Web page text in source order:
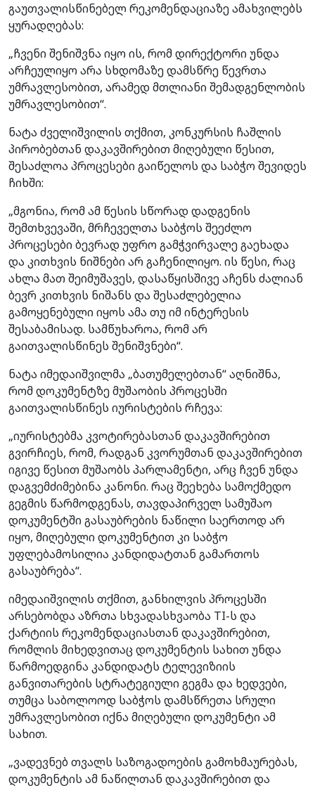
გაუთვალისწინებელ რეკომენდაციაზე ამახვილებს
ყურადღებას:
„ჩვენი შენიშვნა იყო ის, რომ დირექტორი უნდა
არჩეულიყო არა სხდომაზე დამსწრე წევრთა
უმრავლესობით, არამედ მთლიანი შემადგენლობის
უმრავლესობით“.
ნატა ძველიშვილის თქმით, კონკურსის ჩაშლის
პირობებთან დაკავშირებით მიღებული წესით,
შესაძლოა პროცესები გაიწელოს და საბჭო შევიდეს
ჩიხში:
„მგონია, რომ ამ წესის სწორად დადგენის
შემთხვევაში, მრჩეველთა საბჭოს შეეძლო
პროცესები ბევრად უფრო გამჭვირვალე გაეხადა
და კითხვის ნიშნები არ გაჩენილიყო. ის წესი, რაც
ახლა მათ შეიმუშავეს, დასაწყისშივე აჩენს ძალიან
ბევრ კითხვის ნიშანს და შესაძლებელია
გამოყენებული იყოს ამა თუ იმ ინტერესის
შესაბამისად. სამწუხაროა, რომ არ
გაითვალისწინეს შენიშვნები“.
ნატა იმედაიშვილმა „ბათუმელებთან“ აღნიშნა,
რომ დოკუმენტზე მუშაობის პროცესში
გაითვალისწინეს იურისტების რჩევა:
„იურისტებმა კვოტირებასთან დაკავშირებით
გვირჩიეს, რომ, რადგან კვორუმთან დაკავშირებით
იგივე წესით მუშაობს პარლამენტი, არც ჩვენ უნდა
დაგვემძიმებინა კანონი. რაც შეეხება სამოქმედო
გეგმის წარმოდგენას, თავდაპირველ სამუშაო
დოკუმენტში გასაუბრების ნაწილი საერთოდ არ
იყო, მიღებული დოკუმენტით კი საბჭო
უფლებამოსილია კანდიდატთან გამართოს
გასაუბრება“.
იმედაიშვილის თქმით, განხილვის პროცესში
არსებობდა აზრთა სხვადასხვაობა TI-ს და
ქარტიის რეკომენდაციასთან დაკავშირებით,
რომლის მიხედვითაც დოკუმენტის სახით უნდა
წარმოედგინა კანდიდატს ტელევიზიის
განვითარების სტრატეგიული გეგმა და ხედვები,
თუმცა საბოლოოდ საბჭოს დამსწრეთა სრული
უმრავლესობით იქნა მიღებული დოკუმენტი ამ
სახით.
„ვადევნებ თვალს საზოგადოების გამოხმაურებას,
დოკუმენტის ამ ნაწილთან დაკავშირებით და